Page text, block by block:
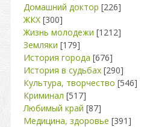
Домашний доктор [226]
ЖКХ [300]
Жизнь молодежи [1212]
Земляки [179]
История города [676]
История в судьбах [290]
Культура, творчество [546]
Криминал [517]
Любимый край [87]
Медицина, здоровье [391]